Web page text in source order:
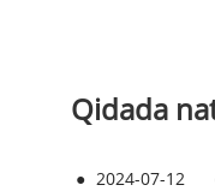
Qidada
● 2024-07-12